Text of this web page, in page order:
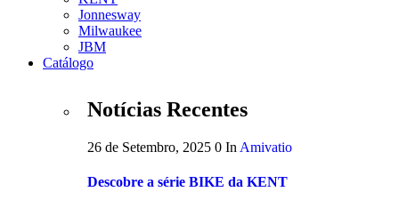
Jonnesway
Milwaukee
JBM
Catálogo
Notícias Recentes
26 de Setembro, 2025 0 In Amivatio
Descobre a série BIKE da KENT